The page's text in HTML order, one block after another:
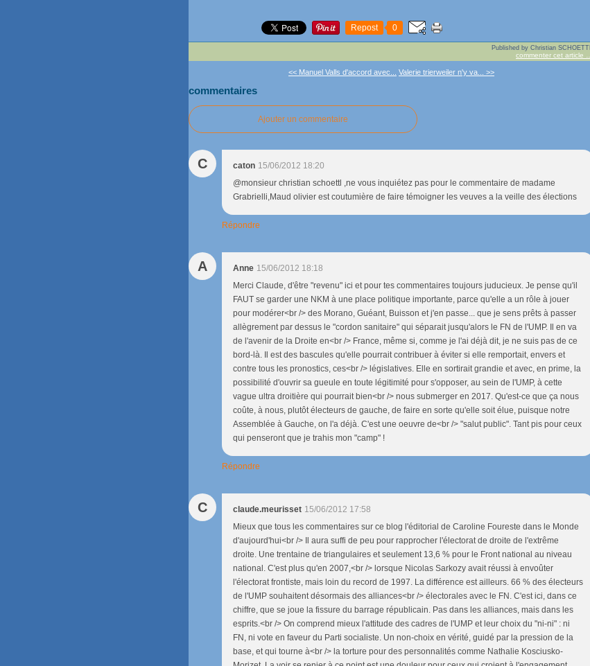
Repost 0
Published by Christian SCHOETTL
commenter cet article
<< Manuel Valls d'accord avec... Valerie trierweiler n'y va... >>
commentaires
Ajouter un commentaire
C caton 15/06/2012 18:20
@monsieur christian schoettl ,ne vous inquiétez pas pour le commentaire de madame
Grabrielli,Maud olivier est coutumière de faire témoigner les veuves a la veille des élections
Répondre
A Anne 15/06/2012 18:18
Merci Claude, d'être "revenu" ici et pour tes commentaires toujours juducieux. Je pense qu'il
FAUT se garder une NKM à une place politique importante, parce qu'elle a un rôle à jouer
pour modérer<br /> des Morano, Guéant, Buisson et j'en passe... que je sens prêts à passer
allègrement par dessus le "cordon sanitaire" qui séparait jusqu'alors le FN de l'UMP. Il en va
de l'avenir de la Droite en<br /> France, même si, comme je l'ai déjà dit, je ne suis pas de ce
bord-là. Il est des bascules qu'elle pourrait contribuer à éviter si elle remportait, envers et
contre tous les pronostics, ces<br /> législatives. Elle en sortirait grandie et avec, en prime, la
possibilité d'ouvrir sa gueule en toute légitimité pour s'opposer, au sein de l'UMP, à cette
vague ultra droitière qui pourrait bien<br /> nous submerger en 2017. Qu'est-ce que ça nous
coûte, à nous, plutôt électeurs de gauche, de faire en sorte qu'elle soit élue, puisque notre
Assemblée à Gauche, on l'a déjà. C'est une oeuvre de<br /> "salut public". Tant pis pour ceux
qui penseront que je trahis mon "camp" !
Répondre
C claude.meurisset 15/06/2012 17:58
Mieux que tous les commentaires sur ce blog l'éditorial de Caroline Foureste dans le Monde
d'aujourd'hui<br /> Il aura suffi de peu pour rapprocher l'électorat de droite de l'extrême
droite. Une trentaine de triangulaires et seulement 13,6 % pour le Front national au niveau
national. C'est plus qu'en 2007,<br /> lorsque Nicolas Sarkozy avait réussi à envoûter
l'électorat frontiste, mais loin du record de 1997. La différence est ailleurs. 66 % des électeurs
de l'UMP souhaitent désormais des alliances<br /> électorales avec le FN. C'est ici, dans ce
chiffre, que se joue la fissure du barrage républicain. Pas dans les alliances, mais dans les
esprits.<br /> On comprend mieux l'attitude des cadres de l'UMP et leur choix du "ni-ni" : ni
FN, ni vote en faveur du Parti socialiste. Un non-choix en vérité, guidé par la pression de la
base, et qui tourne à<br /> la torture pour des personnalités comme Nathalie Kosciusko-